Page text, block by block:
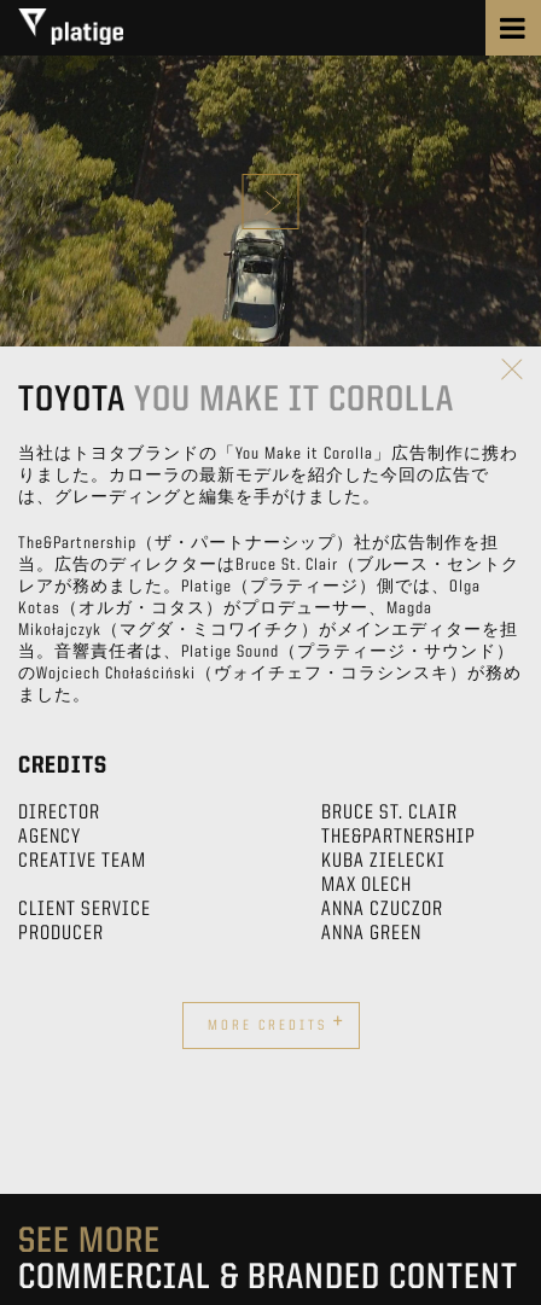
TOYOTA YOU MAKE IT COROLLA
当社はトヨタブランドの「You Make it Corolla」広告制作に携わ
りました。カローラの最新モデルを紹介した今回の広告で
は、グレーディングと編集を手がけました。
The&Partnership（ザ・パートナーシップ）社が広告制作を担
当。広告のディレクターはBruce St. Clair（ブルース・セントク
レアが務めました。Platige（プラティージ）側では、Olga
Kotas（オルガ・コタス）がプロデューサー、Magda
Mikołajczyk（マグダ・ミコワイチク）がメインエディターを担
当。音響責任者は、Platige Sound（プラティージ・サウンド）
のWojciech Chołaściński（ヴォイチェフ・コラシンスキ）が務め
ました。
CREDITS
DIRECTOR
BRUCE ST. CLAIR
AGENCY
THE&PARTNERSHIP
CREATIVE TEAM
KUBA ZIELECKI
MAX OLECH
CLIENT SERVICE
ANNA CZUCZOR
PRODUCER
ANNA GREEN
MORE CREDITS +
SEE MORE
COMMERCIAL & BRANDED CONTENT